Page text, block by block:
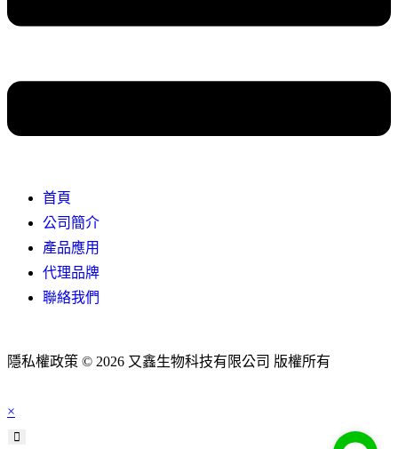
首頁
公司簡介
產品應用
代理品牌
聯絡我們
隱私權政策 © 2026 又鑫生物科技有限公司 版權所有
×